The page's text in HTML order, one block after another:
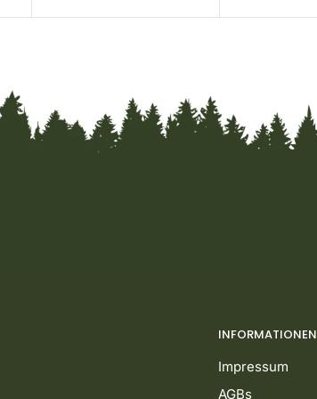
INFORMATIONEN
Impressum
AGBs